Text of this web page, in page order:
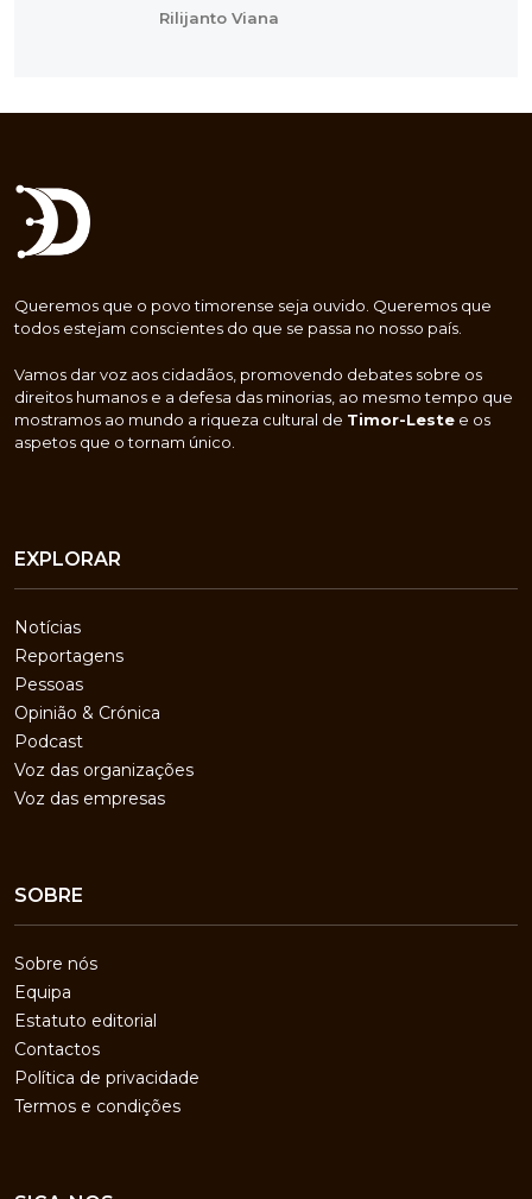
Rilijanto Viana
Queremos que o povo timorense seja ouvido. Queremos que
todos estejam conscientes do que se passa no nosso país.
Vamos dar voz aos cidadãos, promovendo debates sobre os
direitos humanos e a defesa das minorias, ao mesmo tempo que
mostramos ao mundo a riqueza cultural de Timor-Leste e os
aspetos que o tornam único.
EXPLORAR
Notícias
Reportagens
Pessoas
Opinião & Crónica
Podcast
Voz das organizações
Voz das empresas
SOBRE
Sobre nós
Equipa
Estatuto editorial
Contactos
Política de privacidade
Termos e condições